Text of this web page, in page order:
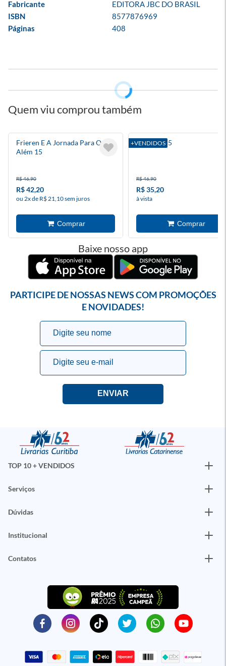
Fabricante
EDITORA JBC DO BRASIL
ISBN
8577876969
Páginas
408
Quem viu comprou também
Frieren E A Jornada Para O
Além 15
R$ 46,90
R$ 42,20
ou 2x de R$ 21,10 sem juros
+VENDIDOS
Blue Lock 5
R$ 46,90
R$ 35,20
à vista
Baixe nosso app
PARTICIPE DE NOSSAS NEWS COM PROMOÇÕES
E NOVIDADES!
TOP 10 + VENDIDOS
Serviços
Dúvidas
Institucional
Contatos